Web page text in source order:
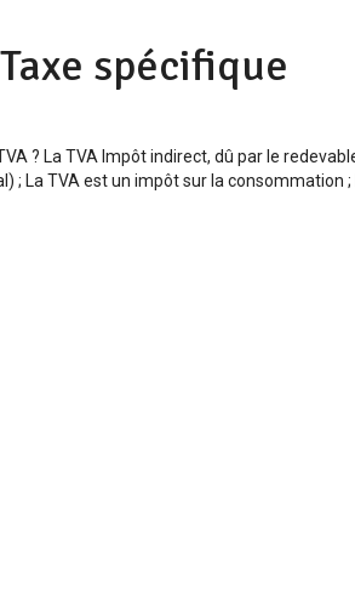
spécifique
? La TVA Impôt indirect, dû par le
La TVA est un impôt sur la consommation ;